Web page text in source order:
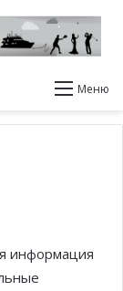
Меню
информация